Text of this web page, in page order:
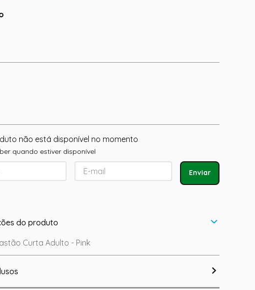
não está disponível no momento
quando estiver disponível
Enviar
do produto
Curta Adulto - Pink